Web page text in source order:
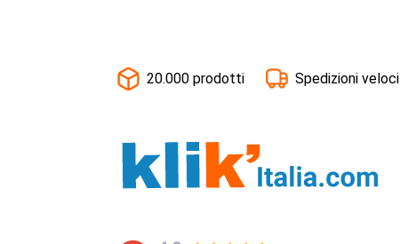
20.000 prodotti Spedizioni veloci